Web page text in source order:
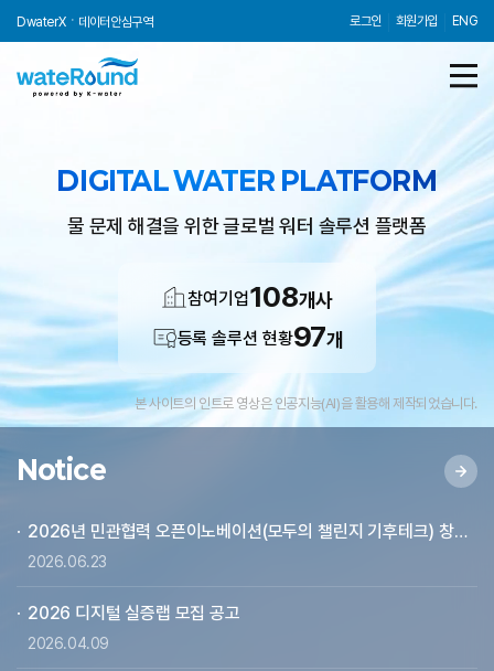
DwaterX 데이터안심구역 로그인 회원가입 ENG
상단비주얼
최신
정보
링크
DIGITAL WATER PLATFORM
물 문제 해결을 위한 글로벌 워터 솔루션 플랫폼
참여기업108개사
등록 솔루션 현황97개
본 사이트의 인트로 영상은 인공지능(AI)을 활용해 제작되었습니다.
Notice
2026년 민관협력 오픈이노베이션(모두의 챌린지 기후테크) 창업기업 모집 공고
2026.06.23
2026 디지털 실증랩 모집 공고
2026.04.09
더보기